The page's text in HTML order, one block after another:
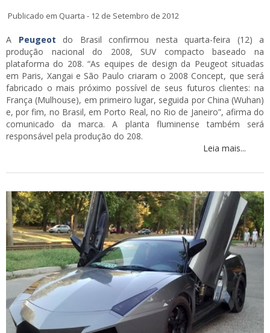
Publicado em Quarta - 12 de Setembro de 2012
A Peugeot do Brasil confirmou nesta quarta-feira (12) a
produção nacional do 2008, SUV compacto baseado na
plataforma do 208. “As equipes de design da Peugeot situadas
em Paris, Xangai e São Paulo criaram o 2008 Concept, que será
fabricado o mais próximo possível de seus futuros clientes: na
França (Mulhouse), em primeiro lugar, seguida por China (Wuhan)
e, por fim, no Brasil, em Porto Real, no Rio de Janeiro”, afirma do
comunicado da marca. A planta fluminense também será
responsável pela produção do 208.
Leia mais...